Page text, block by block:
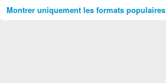
Montrer uniquement les formats populaires